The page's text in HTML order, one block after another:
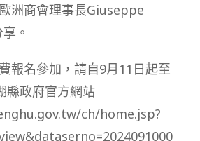
洲商會理事長Giuseppe
。
報名參加，請自9月11日起至
縣政府官方網站
ch/home.jsp?